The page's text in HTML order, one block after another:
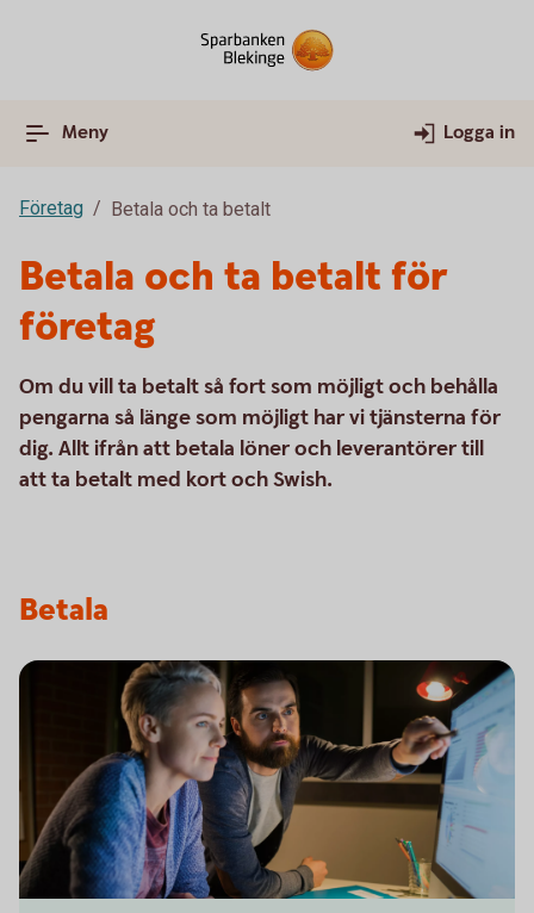
Meny Logga in
Företag Betala och ta betalt
Betala och ta betalt för
företag
Om du vill ta betalt så fort som möjligt och behålla
pengarna så länge som möjligt har vi tjänsterna för
dig. Allt ifrån att betala löner och leverantörer till
att ta betalt med kort och Swish.
Betala